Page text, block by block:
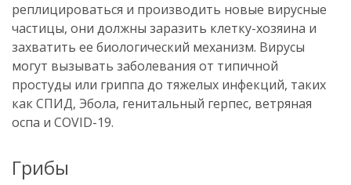
реплицироваться и производить новые вирусные
частицы, они должны заразить клетку-хозяина и
захватить ее биологический механизм. Вирусы
могут вызывать заболевания от типичной
простуды или гриппа до тяжелых инфекций, таких
как СПИД, Эбола, генитальный герпес, ветряная
оспа и COVID-19.
Грибы